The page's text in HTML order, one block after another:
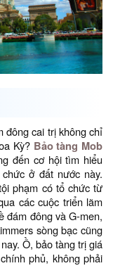
đông cai trị không chỉ
Kỳ? Bảo tàng Mob
đến cơ hội tìm hiểu
ở đất nước này.
phạm có tổ chức từ
các cuộc triển lãm
đám đông và G-men,
sòng bạc cũng
Ồ, bảo tàng trị giá
phủ, không phải